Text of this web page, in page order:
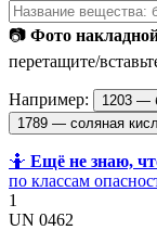
📷 Фото
перетащите/
Например: 1203 —
1789 — соляная
🤷 Ещё не знаю,
по классам
1
UN 0462